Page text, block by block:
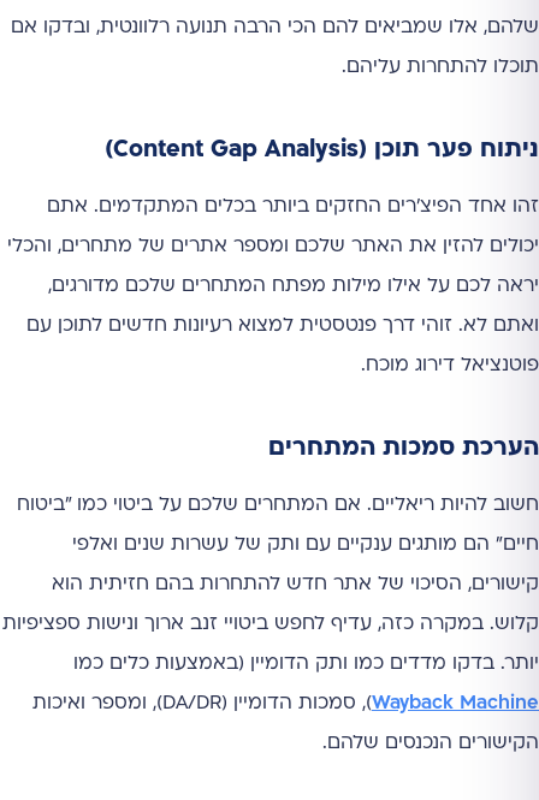
שלהם, אלו שמביאים להם הכי הרבה תנועה רלוונטית, ובדקו אם
תוכלו להתחרות עליהם.
ניתוח פער תוכן (Content Gap Analysis)
זהו אחד הפיצ'רים החזקים ביותר בכלים המתקדמים. אתם
יכולים להזין את האתר שלכם ומספר אתרים של מתחרים, והכלי
יראה לכם על אילו מילות מפתח המתחרים שלכם מדורגים,
ואתם לא. זוהי דרך פנטסטית למצוא רעיונות חדשים לתוכן עם
פוטנציאל דירוג מוכח.
הערכת סמכות המתחרים
חשוב להיות ריאליים. אם המתחרים שלכם על ביטוי כמו "ביטוח
חיים" הם מותגים ענקיים עם ותק של עשרות שנים ואלפי
קישורים, הסיכוי של אתר חדש להתחרות בהם חזיתית הוא
קלוש. במקרה כזה, עדיף לחפש ביטויי זנב ארוך ונישות ספציפיות
יותר. בדקו מדדים כמו ותק הדומיין (באמצעות כלים כמו
Wayback Machine ), סמכות הדומיין (DA/DR), ומספר ואיכות
הקישורים הנכנסים שלהם.